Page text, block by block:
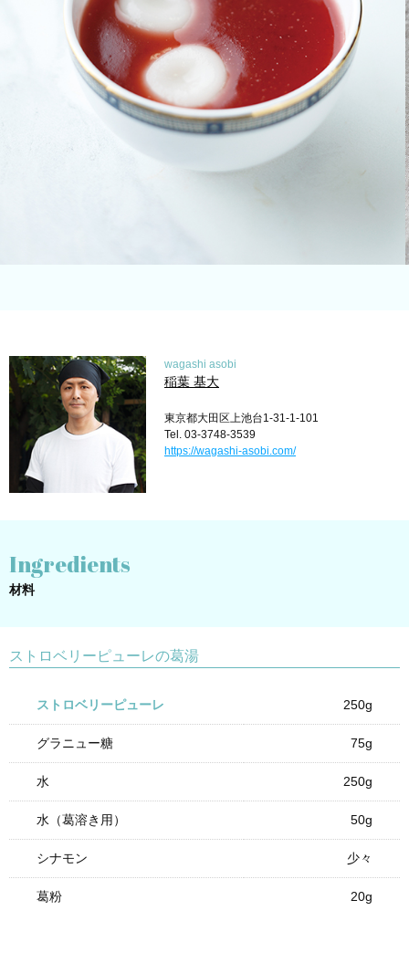
wagashi asobi
稲葉 基大
東京都大田区上池台1-31-1-101
Tel. 03-3748-3539
https://wagashi-asobi.com/
Ingredients
材料
ストロベリーピューレの葛湯
ストロベリーピューレ 250g
グラニュー糖 75g
水 250g
水（葛溶き用） 50g
シナモン 少々
葛粉 20g